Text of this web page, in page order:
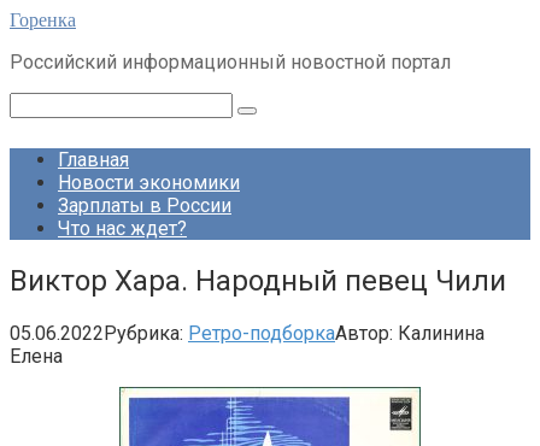
Перейти
контенту
Горенка
Российский информационный новостной портал
Главная
Новости экономики
Зарплаты в России
Что нас ждет?
Виктор Хара. Народный певец Чили
05.06.2022Рубрика: Ретро-подборкаАвтор: Калинина
Елена